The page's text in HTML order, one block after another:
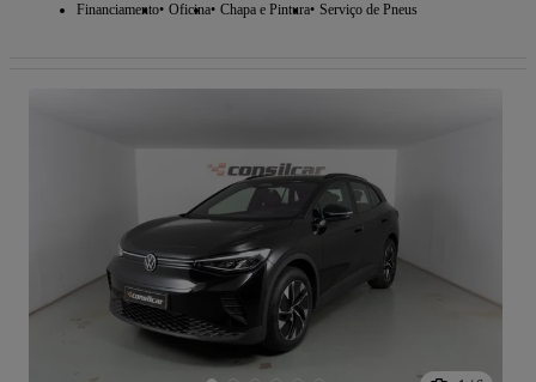
Financiamento Oficina Chapa e Pintura Serviço de Pneus